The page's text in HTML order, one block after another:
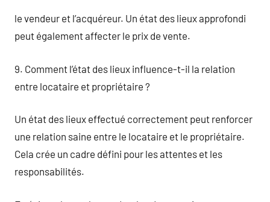
le vendeur et l’acquéreur. Un état des lieux approfondi
peut également affecter le prix de vente.
9. Comment l’état des lieux influence-t-il la relation
entre locataire et propriétaire ?
Un état des lieux effectué correctement peut renforcer
une relation saine entre le locataire et le propriétaire.
Cela crée un cadre défini pour les attentes et les
responsabilités.